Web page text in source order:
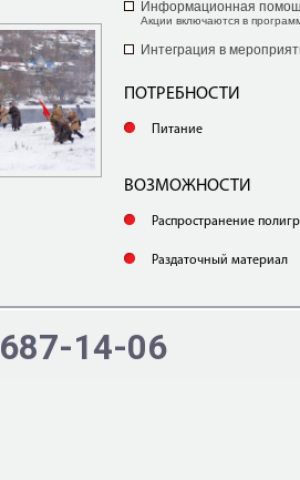
Информационная
Акции включаются в
Интеграция в
ПОТРЕБНОСТИ
Питание
ВОЗМОЖНОСТИ
Распространение
Раздаточный материал
687-14-06